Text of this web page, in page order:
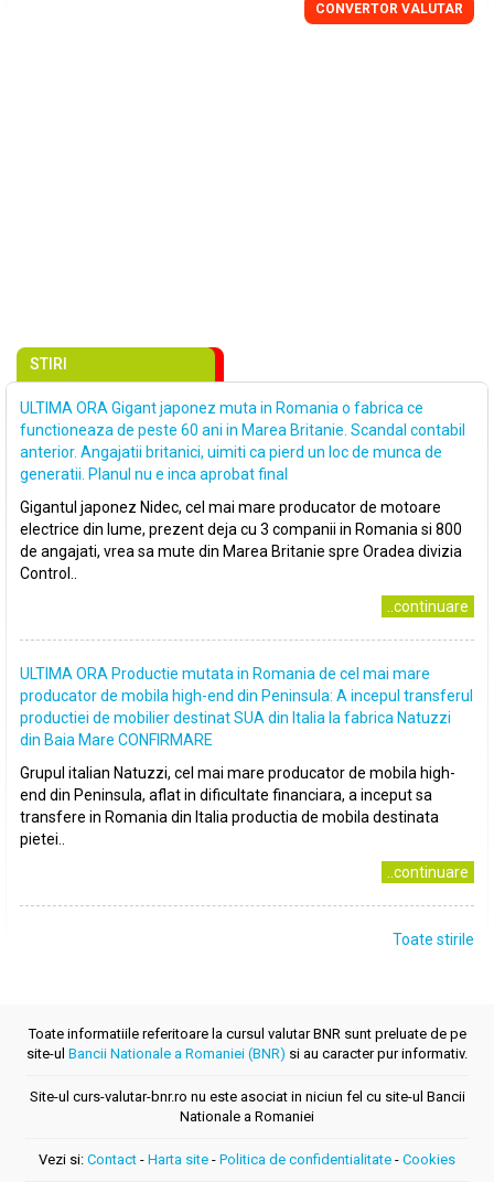
CONVERTOR VALUTAR
STIRI
ULTIMA ORA Gigant japonez muta in Romania o fabrica ce
functioneaza de peste 60 ani in Marea Britanie. Scandal contabil
anterior. Angajatii britanici, uimiti ca pierd un loc de munca de
generatii. Planul nu e inca aprobat final
Gigantul japonez Nidec, cel mai mare producator de motoare
electrice din lume, prezent deja cu 3 companii in Romania si 800
de angajati, vrea sa mute din Marea Britanie spre Oradea divizia
Control..
..continuare
ULTIMA ORA Productie mutata in Romania de cel mai mare
producator de mobila high-end din Peninsula: A incepul transferul
productiei de mobilier destinat SUA din Italia la fabrica Natuzzi
din Baia Mare CONFIRMARE
Grupul italian Natuzzi, cel mai mare producator de mobila high-
end din Peninsula, aflat in dificultate financiara, a inceput sa
transfere in Romania din Italia productia de mobila destinata
pietei..
..continuare
Toate stirile
Toate informatiile referitoare la cursul valutar BNR sunt preluate de pe
site-ul Bancii Nationale a Romaniei (BNR) si au caracter pur informativ.
Site-ul curs-valutar-bnr.ro nu este asociat in niciun fel cu site-ul Bancii
Nationale a Romaniei
Vezi si: Contact - Harta site - Politica de confidentialitate - Cookies